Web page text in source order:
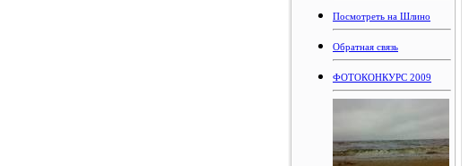
Посмотреть на Шлино
Обратная связь
ФОТОКОНКУРС 2009